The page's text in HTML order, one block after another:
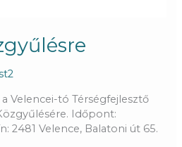
Velencei-tó Térségfejlesztő
Időpont:
2481 Velence, Balatoni út 65.